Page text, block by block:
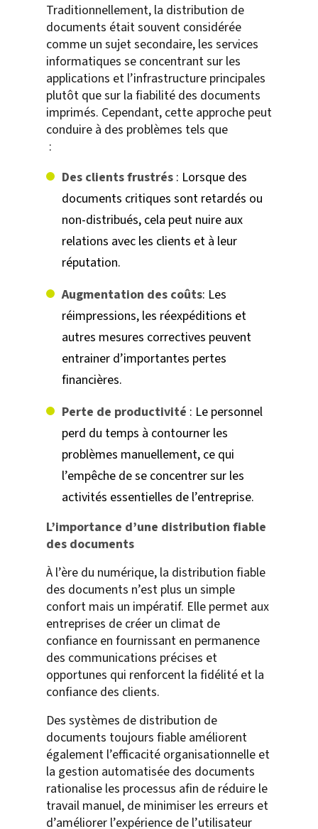
Traditionnellement, la distribution de
documents était souvent considérée
comme un sujet secondaire, les services
informatiques se concentrant sur les
applications et l’infrastructure principales
plutôt que sur la fiabilité des documents
imprimés. Cependant, cette approche peut
conduire à des problèmes tels que
:
Des clients frustrés : Lorsque des
documents critiques sont retardés ou
non-distribués, cela peut nuire aux
relations avec les clients et à leur
réputation.
Augmentation des coûts: Les
réimpressions, les réexpéditions et
autres mesures correctives peuvent
entrainer d’importantes pertes
financières.
Perte de productivité : Le personnel
perd du temps à contourner les
problèmes manuellement, ce qui
l’empêche de se concentrer sur les
activités essentielles de l’entreprise.
L’importance d’une distribution fiable
des documents
À l’ère du numérique, la distribution fiable
des documents n’est plus un simple
confort mais un impératif. Elle permet aux
entreprises de créer un climat de
confiance en fournissant en permanence
des communications précises et
opportunes qui renforcent la fidélité et la
confiance des clients.
Des systèmes de distribution de
documents toujours fiable améliorent
également l’efficacité organisationnelle et
la gestion automatisée des documents
rationalise les processus afin de réduire le
travail manuel, de minimiser les erreurs et
d’améliorer l’expérience de l’utilisateur